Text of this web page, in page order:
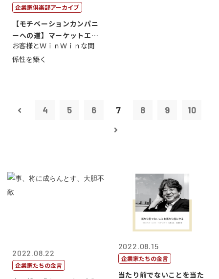
企業家倶楽部アーカイブ
【モチベーションカンパニ
ーへの道】マーケットエン
タープライズ...
お客様とＷｉｎＷｉｎな関
係性を築く
4 5 6 7 8 9 10
2022.08.22
企業家たちの金言
2022.08.15
企業家たちの金言
当たり前でないことを当た